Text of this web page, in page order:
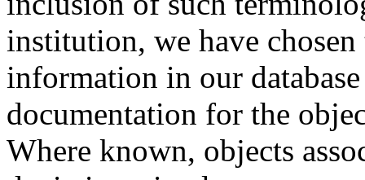
institution, we have
information in our
documentation for the
Where known, objects